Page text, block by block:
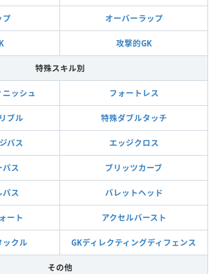
プ オーバーラップ
攻撃的GK
特殊スキル別
ッシュ フォートレス
ブル 特殊ダブルタッチ
パス エッジクロス
パス ブリッツカーブ
パス バレットヘッド
ート アクセルバースト
ックル GKディレクティングディフェンス
その他